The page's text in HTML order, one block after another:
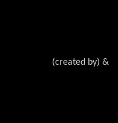
(created by) &